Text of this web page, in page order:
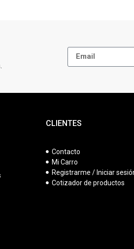
CLIENTES
Contacto
Mi Carro
Registrarme / Iniciar
Cotizador de productos